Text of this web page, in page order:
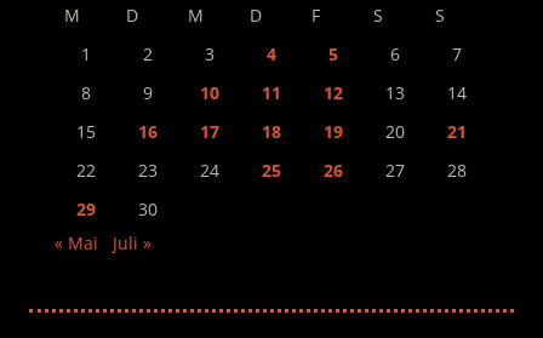
M D M D F S
S
1
2 3 4 5 6
7
8
9 10 11 12 13
14
15
16 17 18 19 20
21
22
23 24 25 26 27
28
29
30
« Mai
Juli »